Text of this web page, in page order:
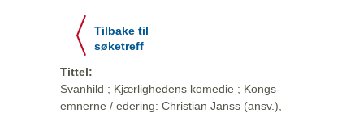
Tilbake til
søketreff
Tittel:
Svanhild ; Kjærlighedens komedie ; Kongs-
emnerne / edering: Christian Janss (ansv.),